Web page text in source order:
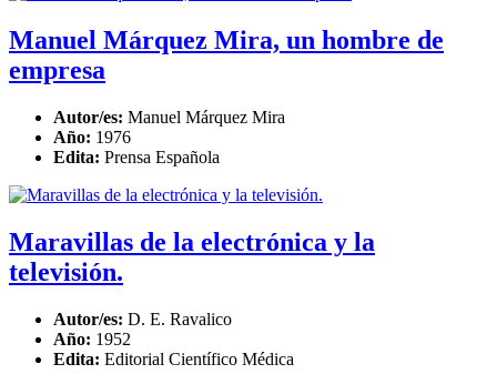
Manuel Márquez Mira, un hombre de
empresa
Autor/es: Manuel Márquez Mira
Año: 1976
Edita: Prensa Española
Maravillas de la electrónica y la
televisión.
Autor/es: D. E. Ravalico
Año: 1952
Edita: Editorial Científico Médica